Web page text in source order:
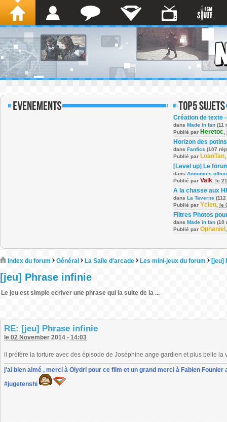
Création de texte
dans Made in fan (11
Publié par Heretoc
Horizon des potins
dans Fanfics (107
Publié par LoanTan
[Level up] Le
dans Annonces
Publié par Valk le
A la chasse aux
dans La Taverne
Publié par Ycien le
Filtres Photos
dans Made in fan (10
Publié par Ophaniel
Index du forum Général La Salle d'arcade Les mini-jeux du forum [jeu]
[jeu] Phrase infinie
Le jeu est simple ecriver une phrase qui la suite de la ...
RE: [jeu] Phrase infinie
le 02 November 2014 - 14:03
il préfère la torture avec des épisode de Joséphine ange gardien et plus belle la
j'ai bien aimé , merci à Olydri pour ce film et un grand merci à Fabien
#jugetenshi